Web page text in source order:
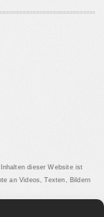
dieser Website ist
an Videos, Texten, Bildern